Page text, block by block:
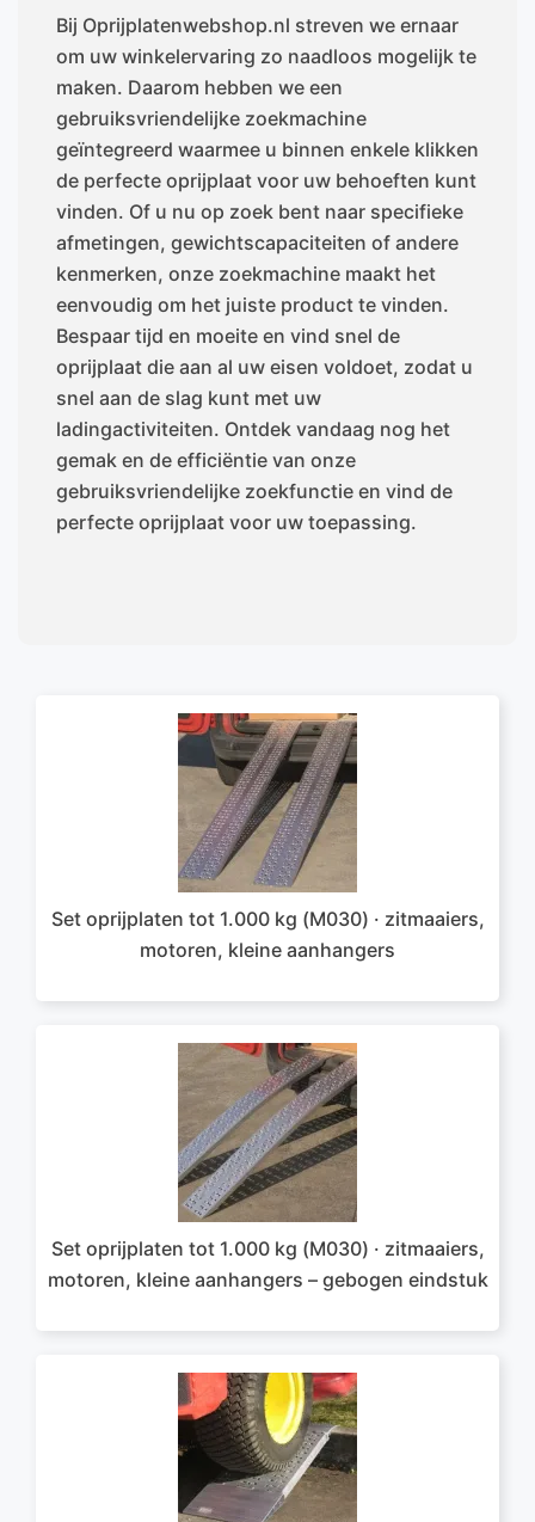
Bij Oprijplatenwebshop.nl streven we ernaar
om uw winkelervaring zo naadloos mogelijk te
maken. Daarom hebben we een
gebruiksvriendelijke zoekmachine
geïntegreerd waarmee u binnen enkele klikken
de perfecte oprijplaat voor uw behoeften kunt
vinden. Of u nu op zoek bent naar specifieke
afmetingen, gewichtscapaciteiten of andere
kenmerken, onze zoekmachine maakt het
eenvoudig om het juiste product te vinden.
Bespaar tijd en moeite en vind snel de
oprijplaat die aan al uw eisen voldoet, zodat u
snel aan de slag kunt met uw
ladingactiviteiten. Ontdek vandaag nog het
gemak en de efficiëntie van onze
gebruiksvriendelijke zoekfunctie en vind de
perfecte oprijplaat voor uw toepassing.
Set oprijplaten tot 1.000 kg (M030) · zitmaaiers,
motoren, kleine aanhangers
Set oprijplaten tot 1.000 kg (M030) · zitmaaiers,
motoren, kleine aanhangers – gebogen eindstuk